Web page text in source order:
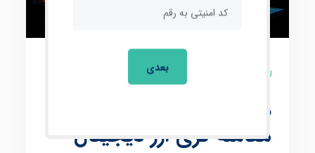
دوره ی آنلاین پیشرفته
معامله گری ارز دیجیتال
بعدی